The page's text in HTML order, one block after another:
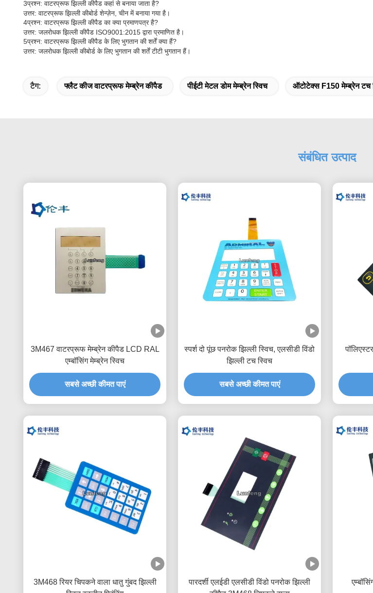
3प्रश्न: वाटरप्रूफ झिल्ली कीपैड कहां से बनाया जाता है?
उत्तर: वाटरप्रूफ झिल्ली कीबोर्ड शेन्ज़ेन, चीन में बनाया गया है।
4प्रश्न: वाटरप्रूफ झिल्ली कीपैड का क्या प्रमाणपत्र है?
उत्तर: जलरोधक झिल्ली कीपैड ISO9001:2015 द्वारा प्रमाणित है।
5प्रश्न: वाटरप्रूफ झिल्ली कीपैड के लिए भुगतान की शर्तें क्या हैं?
उत्तर: जलरोधक झिल्ली कीबोर्ड के लिए भुगतान की शर्तें टीटी भुगतान हैं।
टैग: फ्लैट कीज वाटरप्रूफ मेम्ब्रेन कीपैड पीईटी मेटल डोम मेम्ब्रेन स्विच ऑटोटेक्स F150 मेम्ब्रेन टच
संबंधित उत्पाद
3M467 वाटरप्रूफ मेम्ब्रेन कीपैड LCD RAL
एम्बॉसिंग मेम्ब्रेन स्विच
सबसे अच्छी कीमत पाएं
स्पर्श दो पूंछ पनरोक झिल्ली स्विच, एलसीडी विंडो
झिल्ली टच स्विच
सबसे अच्छी कीमत पाएं
3M468 रियर चिपकने वाला धातु गुंबद झिल्ली
पारदर्शी एलईडी एलसीडी विंडो पनरोक झिल्ली